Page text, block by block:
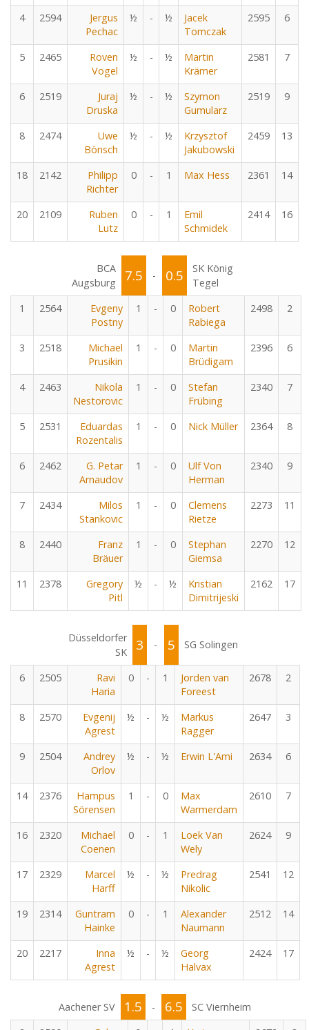
4 2594
Jergus
Pechac
½ - ½
Jacek
Tomczak
2595 6
5 2465
Roven
Vogel
½ - ½
Martin
Krämer
2581 7
6 2519
Juraj
Druska
½ - ½
Szymon
Gumularz
2519 9
8 2474
Uwe
Bönsch
½ - ½
Krzysztof
Jakubowski
2459 13
18 2142
Philipp
Richter
0 - 1 Max Hess 2361 14
20 2109
Ruben
Lutz
0 - 1
Emil
Schmidek
2414 16
BCA
Augsburg
7.5 - 0.5
SK König
Tegel
1
2564
Evgeny
Postny
1 - 0
Robert
Rabiega
2498 2
3 2518
Michael
Prusikin
1 - 0
Martin
Brüdigam
2396 6
4 2463
Nikola
Nestorovic
1 - 0
Stefan
Frübing
2340 7
5 2531
Eduardas
Rozentalis
1 - 0 Nick Müller 2364 8
6 2462
G. Petar
Arnaudov
1 - 0
Ulf Von
Herman
2340 9
7 2434
Milos
Stankovic
1 - 0
Clemens
Rietze
2273 11
8 2440
Franz
Bräuer
1 - 0
Stephan
Giemsa
2270 12
11 2378
Gregory
Pitl
½ - ½
Kristian
Dimitrijeski
2162 17
Düsseldorfer
SK
3 - 5 SG Solingen
6 2505
Ravi
Haria
0 - 1
Jorden van
Foreest
2678 2
8 2570
Evgenij
Agrest
½ - ½
Markus
Ragger
2647 3
9 2504
Andrey
Orlov
½ - ½ Erwin L'Ami 2634 6
14 2376
Hampus
Sörensen
1 - 0
Max
Warmerdam
2610 7
16 2320
Michael
Coenen
0 - 1
Loek Van
Wely
2624 9
17 2329
Marcel
Harff
½ - ½
Predrag
Nikolic
2541 12
19 2314
Guntram
Hainke
0 - 1
Alexander
Naumann
2512 14
20 2217
Inna
Agrest
½ - ½
Georg
Halvax
2424 17
Aachener SV 1.5 - 6.5
SC Viernheim